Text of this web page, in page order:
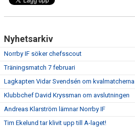
Nyhetsarkiv
Norrby IF söker chefsscout
Träningsmatch 7 februari
Lagkapten Vidar Svendsén om kvalmatcherna
Klubbchef David Kryssman om avslutningen
Andreas Klarström lämnar Norrby IF
Tim Ekelund tar klivit upp till A-laget!